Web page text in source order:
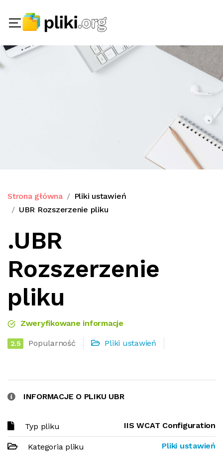
Strona główna
Pliki ustawień
UBR Rozszerzenie pliku
.UBR
Rozszerzenie
pliku
Zweryfikowane informacje
2.5 Popularność Pliki ustawień
INFORMACJE O PLIKU UBR
Typ pliku IIS WCAT Configuration
Kategoria pliku Pliki ustawień